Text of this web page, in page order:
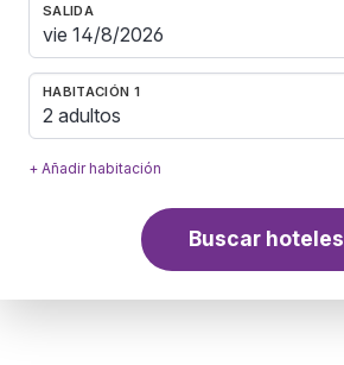
SALIDA
HABITACIÓN 1
2 adultos
+ Añadir habitación
Buscar hoteles